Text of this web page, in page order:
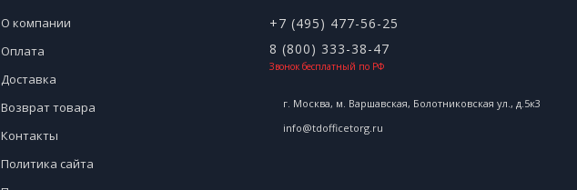
О компании
Оплата
Доставка
Возврат товара
Контакты
Политика сайта
+7 (495) 477-56-25
8 (800) 333-38-47
Звонок бесплатный по РФ
г. Москва, м. Варшавская, Болотниковская ул., д.5к3
info@tdofficetorg.ru